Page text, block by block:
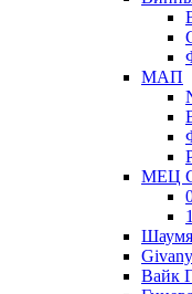
МАП
МЕЦ
Вайк